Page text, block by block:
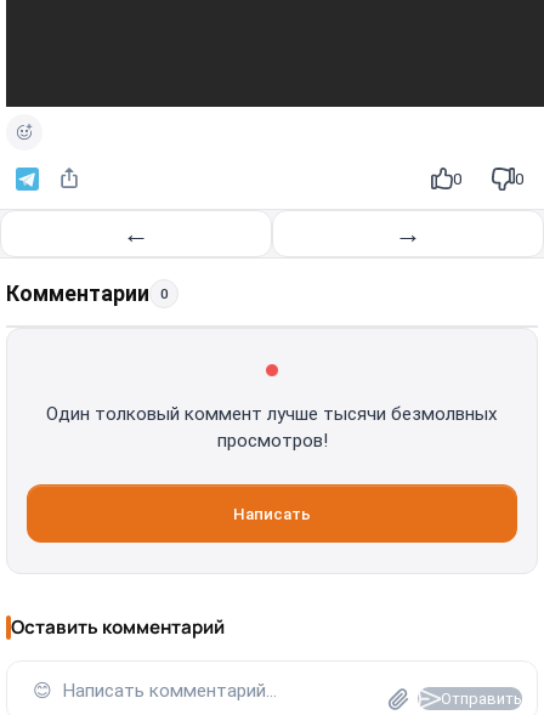
0 0
← →
Комментарии 0
Один толковый коммент лучше тысячи безмолвных
просмотров!
Написать
Оставить комментарий
😊 Написать комментарий... Отправить